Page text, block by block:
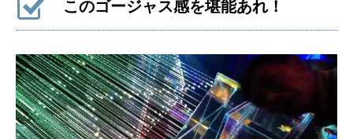
このゴージャス感を堪能あれ！